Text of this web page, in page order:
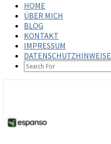
HOME
ÜBER MICH
BLOG
KONTAKT
IMPRESSUM
DATENSCHUTZHINWEISE
SEARCH
ICON